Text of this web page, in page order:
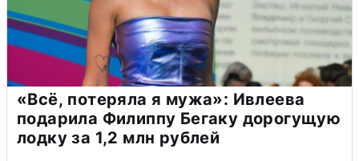
«Всё, потеряла я мужа»: Ивлеева
подарила Филиппу Бегаку дорогущую
лодку за 1,2 млн рублей